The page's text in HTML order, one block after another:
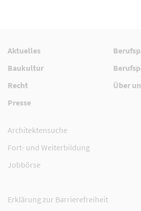
Aktuelles
Baukultur
Recht
Über
Presse
Architektensuche
Fort- und Weiterbildung
Jobbörse
Erklärung zur Barrierefreiheit